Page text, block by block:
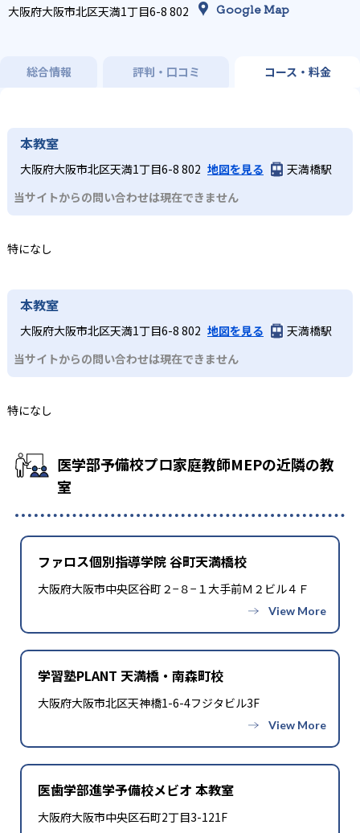
大阪府大阪市北区天満1丁目6-8 802 Google Map
総合情報 評判・口コミ コース・料金
本教室
大阪府大阪市北区天満1丁目6-8 802 地図を見る
天満橋駅
当サイトからの問い合わせは現在できません
特になし
本教室
大阪府大阪市北区天満1丁目6-8 802 地図を見る
天満橋駅
当サイトからの問い合わせは現在できません
特になし
医学部予備校プロ家庭教師MEPの近隣の教
室
ファロス個別指導学院 谷町天満橋校
大阪府大阪市中央区谷町２−８−１大手前Ｍ２ビル４Ｆ
学習塾PLANT 天満橋・南森町校
大阪府大阪市北区天神橋1-6-4フジタビル3F
医歯学部進学予備校メビオ 本教室
大阪府大阪市中央区石町2丁目3-121F